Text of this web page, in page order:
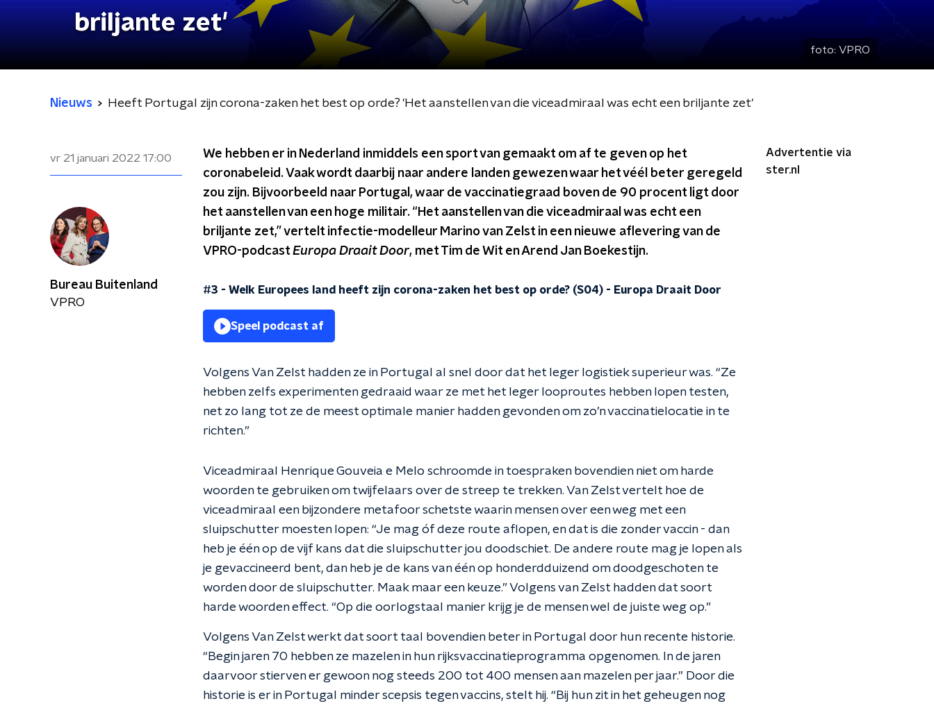
briljante zet'
foto: VPRO
Nieuws Heeft Portugal zijn corona-zaken het best op orde? 'Het aanstellen van die viceadmiraal was echt een briljante zet'
vr 21 januari 2022 17:00
We hebben er in Nederland inmiddels een sport van gemaakt om af te geven op het
coronabeleid. Vaak wordt daarbij naar andere landen gewezen waar het véél beter geregeld
zou zijn. Bijvoorbeeld naar Portugal, waar de vaccinatiegraad boven de 90 procent ligt door
het aanstellen van een hoge militair. “Het aanstellen van die viceadmiraal was echt een
briljante zet,” vertelt infectie-modelleur Marino van Zelst in een nieuwe aflevering van de
VPRO-podcastEuropa Draait Door, met Tim de Wit en Arend Jan Boekestijn.
#3 - Welk Europees land heeft zijn corona-zaken het best op orde? (S04) - Europa Draait Door
Speel podcast af
Volgens Van Zelst hadden ze in Portugal al snel door dat het leger logistiek superieur was. “Ze
hebben zelfs experimenten gedraaid waar ze met het leger looproutes hebben lopen testen,
net zo lang tot ze de meest optimale manier hadden gevonden om zo’n vaccinatielocatie in te
richten.”
Viceadmiraal Henrique Gouveia e Melo schroomde in toespraken bovendien niet om harde
woorden te gebruiken om twijfelaars over de streep te trekken. Van Zelst vertelt hoe de
viceadmiraal een bijzondere metafoor schetste waarin mensen over een weg met een
sluipschutter moesten lopen: “Je mag óf deze route aflopen, en dat is die zonder vaccin - dan
heb je één op de vijf kans dat die sluipschutter jou doodschiet. De andere route mag je lopen als
je gevaccineerd bent, dan heb je de kans van één op honderdduizend om doodgeschoten te
worden door de sluipschutter. Maak maar een keuze.” Volgens van Zelst hadden dat soort
harde woorden effect. “Op die oorlogstaal manier krijg je de mensen wel de juiste weg op.”
Volgens Van Zelst werkt dat soort taal bovendien beter in Portugal door hun recente historie.
“Begin jaren 70 hebben ze mazelen in hun rijksvaccinatieprogramma opgenomen. In de jaren
daarvoor stierven er gewoon nog steeds 200 tot 400 mensen aan mazelen per jaar.” Door die
historie is er in Portugal minder scepsis tegen vaccins, stelt hij. “Bij hun zit in het geheugen nog
Advertentie via
ster.nl
Bureau Buitenland
VPRO